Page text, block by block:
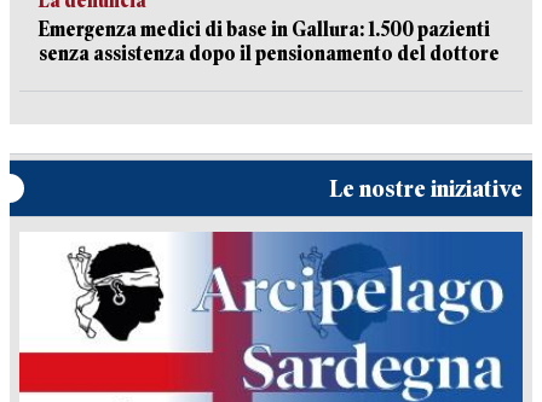
Emergenza medici di base in Gallura: 1.500 pazienti
senza assistenza dopo il pensionamento del dottore
Le nostre iniziative